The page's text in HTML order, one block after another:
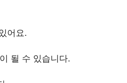
어요.
될 수 있습니다.